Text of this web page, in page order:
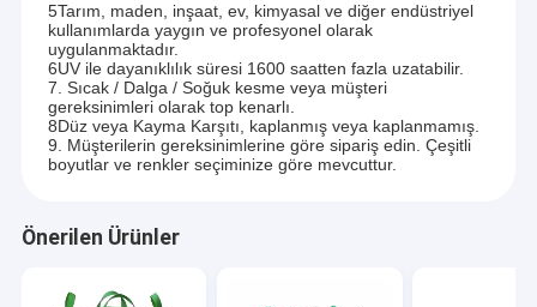
5Tarım, maden, inşaat, ev, kimyasal ve diğer endüstriyel
kullanımlarda yaygın ve profesyonel olarak
uygulanmaktadır.
6UV ile dayanıklılık süresi 1600 saatten fazla uzatabilir.
7. Sıcak / Dalga / Soğuk kesme veya müşteri
gereksinimleri olarak top kenarlı.
8Düz veya Kayma Karşıtı, kaplanmış veya kaplanmamış.
9. Müşterilerin gereksinimlerine göre sipariş edin. Çeşitli
boyutlar ve renkler seçiminize göre mevcuttur.
Önerilen Ürünler